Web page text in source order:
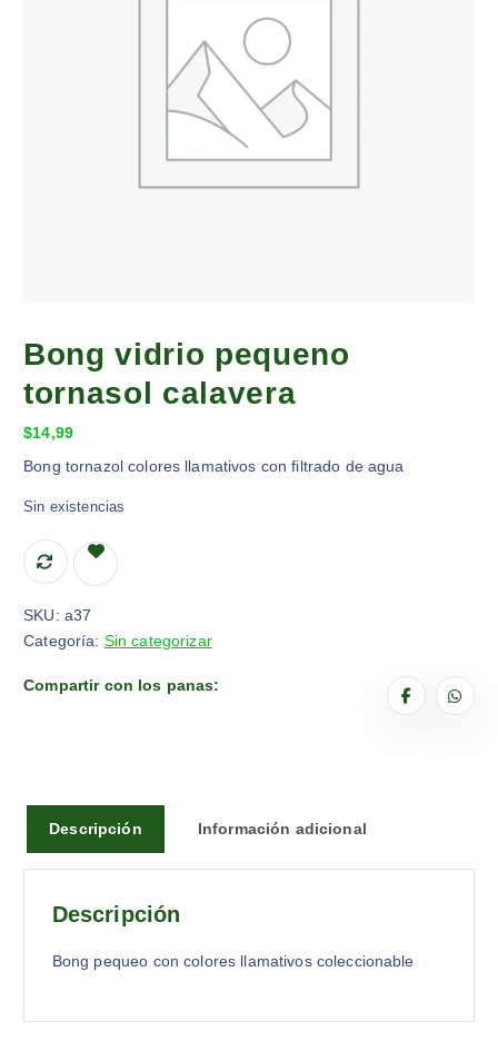
Bong vidrio pequeno
tornasol calavera
$14,99
Bong tornazol colores llamativos con filtrado de agua
Sin existencias
SKU: a37
Categoría: Sin categorizar
Compartir con los panas:
Descripción Información adicional
Descripción
Bong pequeo con colores llamativos coleccionable